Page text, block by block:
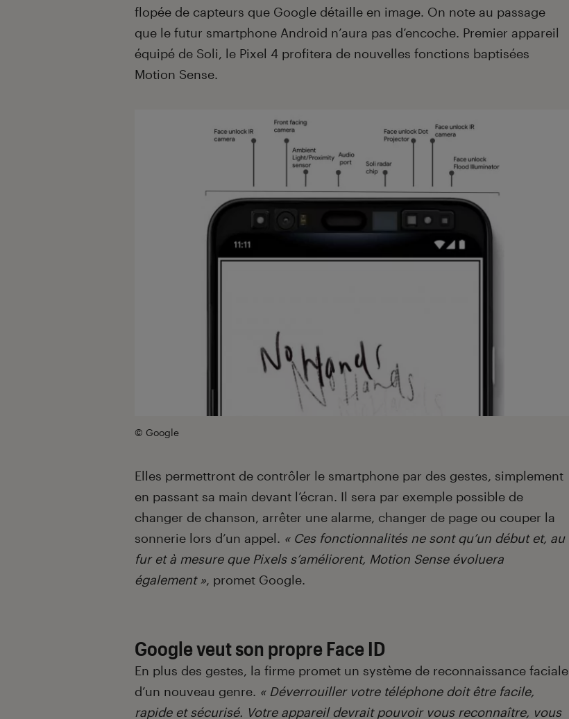
flopée de capteurs que Google détaille en image. On note au passage
que le futur smartphone Android n’aura pas d’encoche. Premier appareil
équipé de Soli, le Pixel 4 profitera de nouvelles fonctions baptisées
Motion Sense.
© Google
Elles permettront de contrôler le smartphone par des gestes, simplement
en passant sa main devant l’écran. Il sera par exemple possible de
changer de chanson, arrêter une alarme, changer de page ou couper la
sonnerie lors d’un appel. « Ces fonctionnalités ne sont qu’un début et, au
fur et à mesure que Pixels s’améliorent, Motion Sense évoluera
également », promet Google.
Google veut son propre Face ID
En plus des gestes, la firme promet un système de reconnaissance faciale
d’un nouveau genre. « Déverrouiller votre téléphone doit être facile,
rapide et sécurisé. Votre appareil devrait pouvoir vous reconnaître, vous